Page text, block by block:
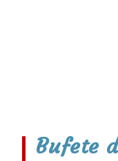
Bufete